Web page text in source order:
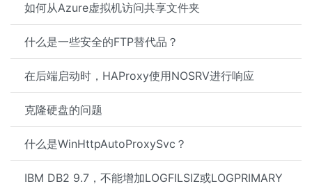
如何从Azure虚拟机访问共享文件夹
什么是一些安全的FTP替代品？
在后端启动时，HAProxy使用NOSRV进行响应
克隆硬盘的问题
什么是WinHttpAutoProxySvc？
IBM DB2 9.7，不能增加LOGFILSIZ或LOGPRIMARY